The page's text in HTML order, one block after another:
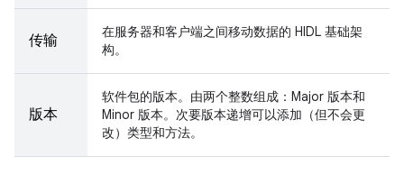
传输
在服务器和客户端之间移动数据的 HIDL 基础架
构。
版本
软件包的版本。由两个整数组成：Major 版本和
Minor 版本。次要版本递增可以添加（但不会更
改）类型和方法。